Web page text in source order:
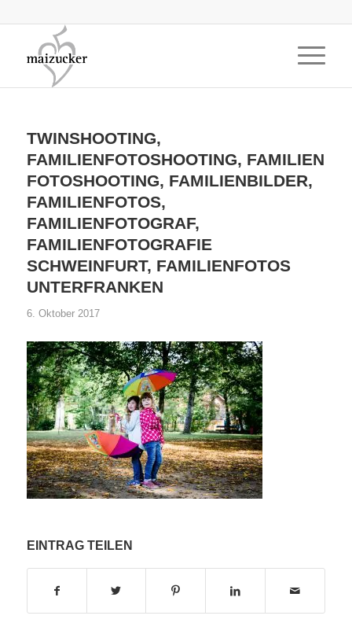
TWINSHOOTING,
FAMILIENFOTOSHOOTING, FAMILIEN
FOTOSHOOTING, FAMILIENBILDER,
FAMILIENFOTOS,
FAMILIENFOTOGRAF,
FAMILIENFOTOGRAFIE
SCHWEINFURT, FAMILIENFOTOS
UNTERFRANKEN
6. Oktober 2017
EINTRAG TEILEN